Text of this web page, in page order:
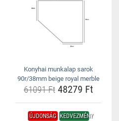
Konyhai munkalap sarok
90r/38mm beige royal merble
61091 Ft48279 Ft
ÚJDONSÁG KEDVEZMÉNY